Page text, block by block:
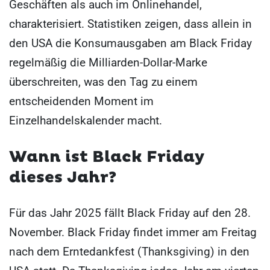
Geschäften als auch im Onlinehandel,
charakterisiert. Statistiken zeigen, dass allein in
den USA die Konsumausgaben am Black Friday
regelmäßig die Milliarden-Dollar-Marke
überschreiten, was den Tag zu einem
entscheidenden Moment im
Einzelhandelskalender macht.
Wann ist Black Friday
dieses Jahr?
Für das Jahr 2025 fällt Black Friday auf den 28.
November. Black Friday findet immer am Freitag
nach dem Erntedankfest (Thanksgiving) in den